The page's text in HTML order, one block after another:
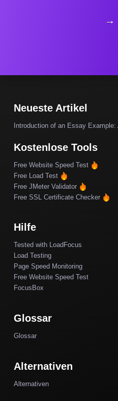
→
Neueste Artikel
Introduction of an Essay
Kostenlose Tools
Free Website Speed Test
Free Load Test
Free JMeter Validator
Free SSL Certificate Checker
Hilfe
Tested with LoadFocus
Load Testing
Page Speed Monitoring
Free Website Speed Test
FocusBox
Glossar
Glossar
Alternativen
Alternativen